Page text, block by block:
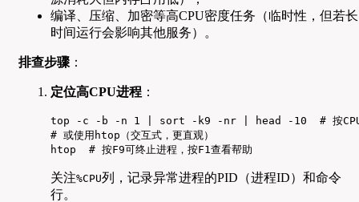
编译、压缩、加密等高CPU密度任务（临时性，但若长
时间运行会影响其他服务）。
排查步骤 ：
定位高CPU进程 ：
top -c -b -n 1 | sort -k9 -nr | head -10  # 按CPU使用
# 或使用htop（交互式，更直观）
htop  # 按F9可终止进程，按F1查看帮助
关注%CPU列，记录异常进程的PID（进程ID）和命令
行。